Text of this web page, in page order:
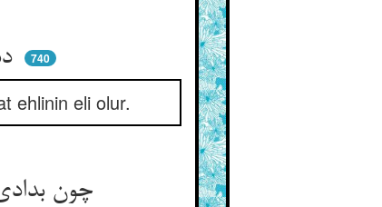
دست تو از اهل آن بیعت شود ** که یدالله فوق ایدیهم بود 740
ehlinin eli olur.
چون بدادی دست خود در دست پیر ** پیر حکمت که علیمست و خطیر